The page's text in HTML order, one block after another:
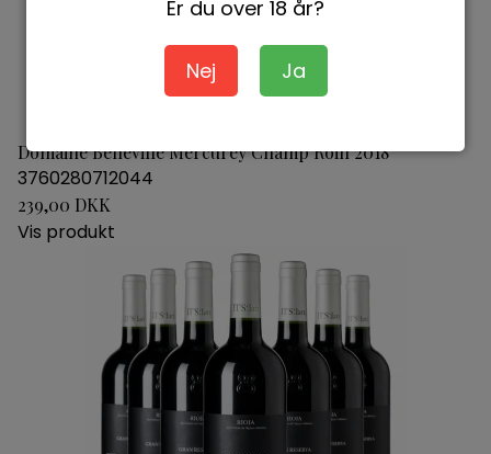
Er du over 18 år?
Nej Ja
Domaine Belleville Mercurey Champ Roin 2018
3760280712044
239,00 DKK
Vis produkt